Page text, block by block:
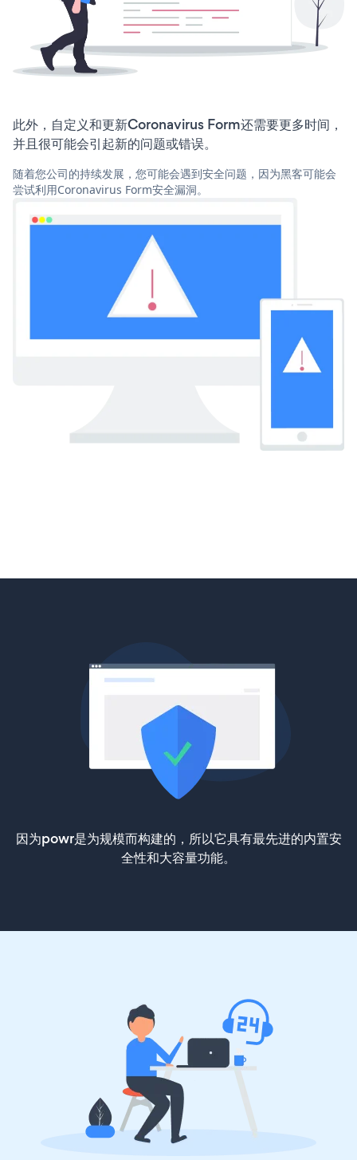
此外，自定义和更新Coronavirus Form还需要更多时间，
并且很可能会引起新的问题或错误。
随着您公司的持续发展，您可能会遇到安全问题，因为黑客可能会
尝试利用Coronavirus Form安全漏洞。
因为powr是为规模而构建的，所以它具有最先进的内置安
全性和大容量功能。